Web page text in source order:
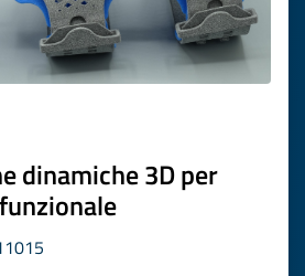
dinamiche 3D per